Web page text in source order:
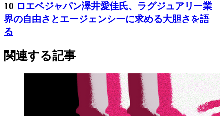
10 ロエベジャパン澤井愛佳氏、ラグジュアリー業
界の自由さとエージェンシーに求める大胆さを語
る
関連する記事